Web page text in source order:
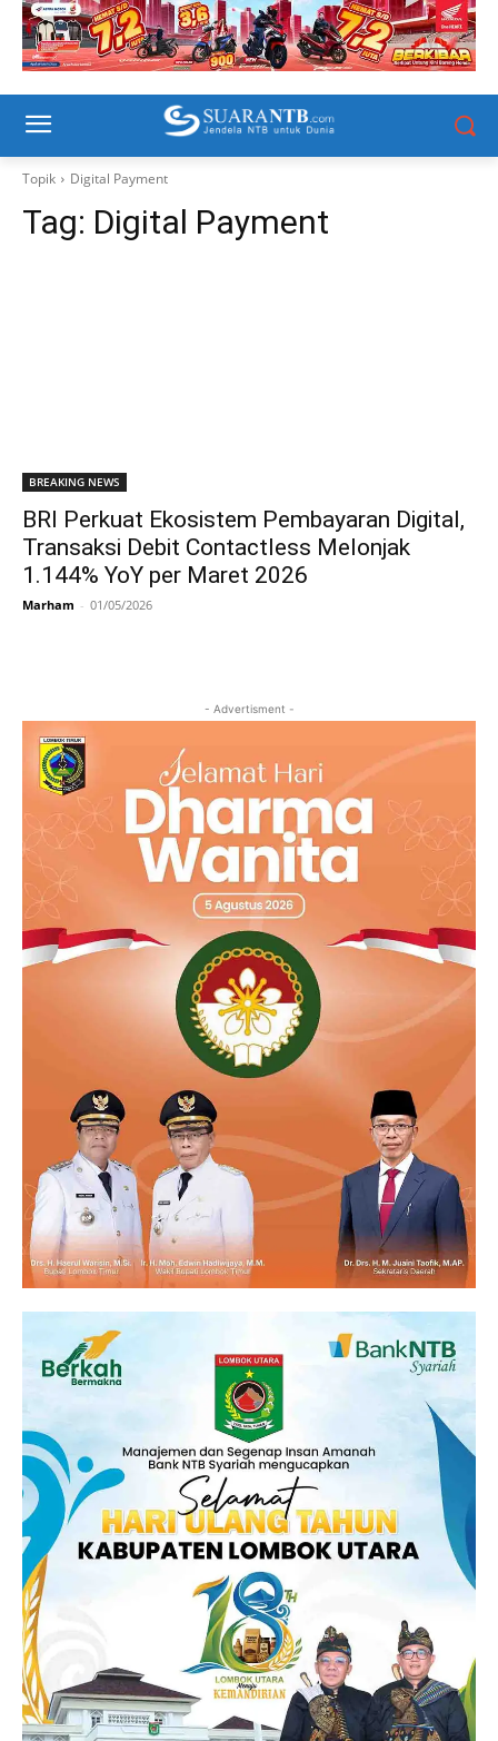
Topik Digital Payment
Tag: Digital Payment
BREAKING NEWS
BRI Perkuat Ekosistem Pembayaran Digital,
Transaksi Debit Contactless Melonjak
1.144% YoY per Maret 2026
Marham - 01/05/2026
- Advertisment -